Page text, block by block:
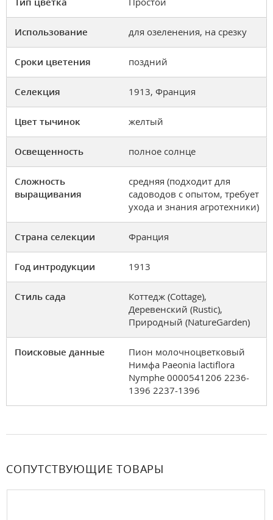
Использование для озеленения, на срезку
Сроки цветения поздний
Селекция 1913, Франция
Цвет тычинок желтый
Освещенность полное солнце
Сложность
выращивания
средняя (подходит для
садоводов с опытом, требует
ухода и знания агротехники)
Страна селекции Франция
Год интродукции 1913
Стиль сада
Коттедж (Cottage),
Деревенский (Rustic),
Природный (NatureGarden)
Поисковые данные
Пион молочноцветковый
Нимфа Paeonia lactiflora
Nymphe 0000541206 2236-
1396 2237-1396
СОПУТСТВУЮЩИЕ ТОВАРЫ